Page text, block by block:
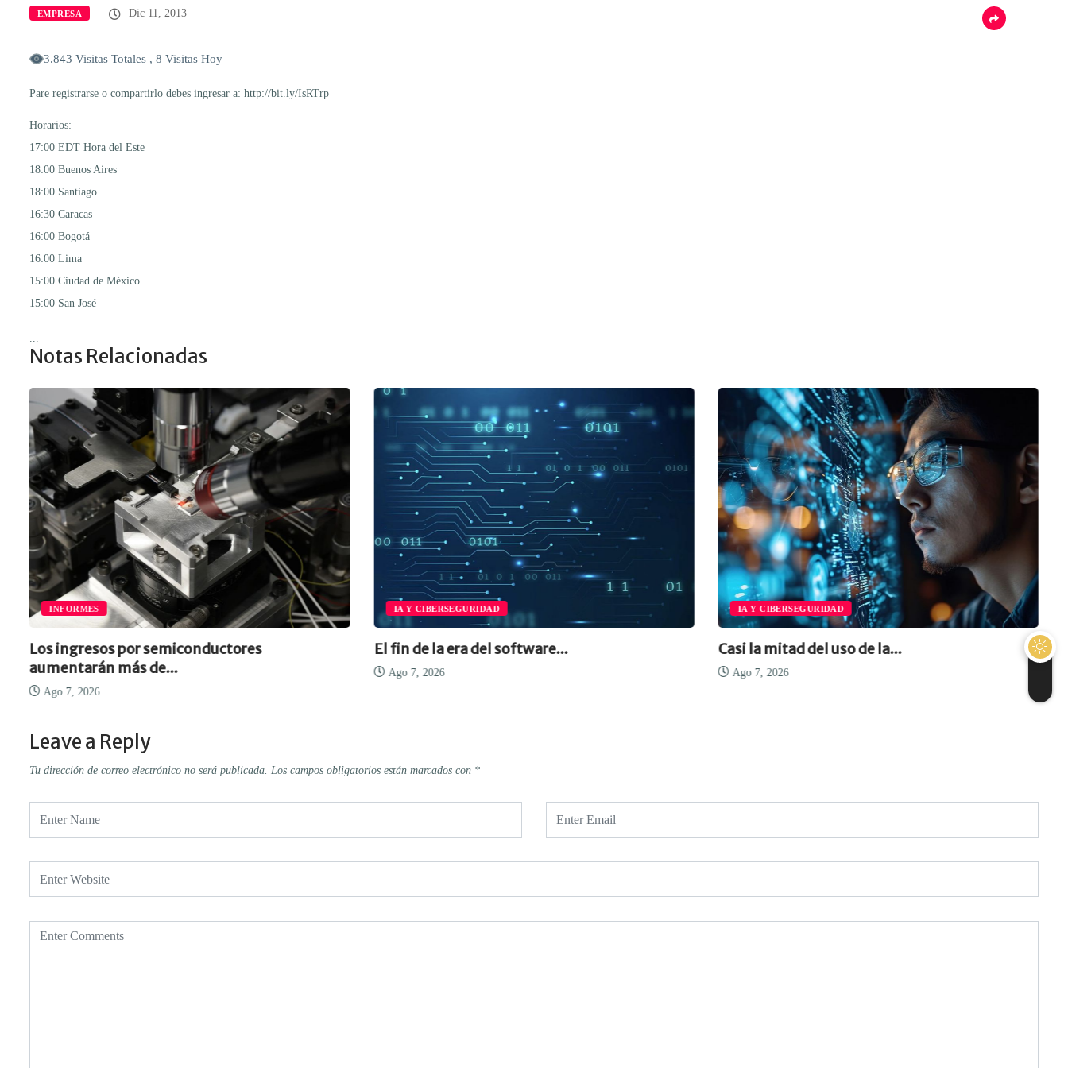
EMPRESA Dic 11, 2013
3.843 Visitas Totales , 8 Visitas Hoy
Pare registrarse o compartirlo debes ingresar a: http://bit.ly/IsRTrp
Horarios:
17:00 EDT Hora del Este
18:00 Buenos Aires
18:00 Santiago
16:30 Caracas
16:00 Bogotá
16:00 Lima
15:00 Ciudad de México
15:00 San José
Notas Relacionadas
INFORMES
Los ingresos por semiconductores
aumentarán más de...
Ago 7, 2026
IA Y CIBERSEGURIDAD
El fin de la era del software...
Ago 7, 2026
IA Y CIBERSEGURIDAD
Casi la mitad del uso de la...
Ago 7, 2026
Leave a Reply
Tu dirección de correo electrónico no será publicada. Los campos obligatorios están marcados con *